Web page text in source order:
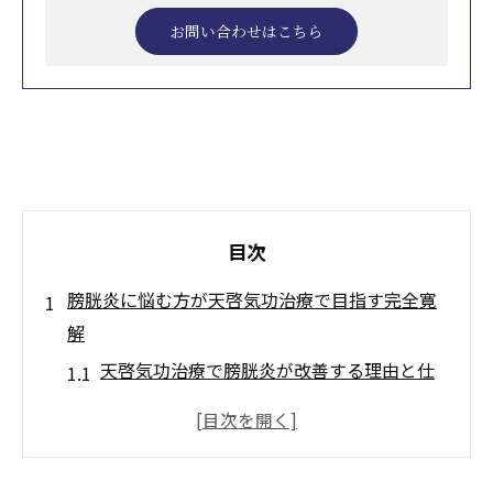
お問い合わせはこちら
目次
膀胱炎に悩む方が天啓気功治療で目指す完全寛
解
天啓気功治療で膀胱炎が改善する理由と仕
完全寛解を目指す天啓気功治療の心身変化